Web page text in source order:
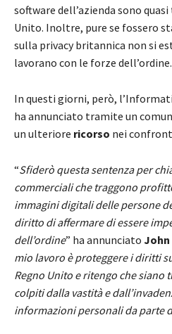
software dell’azienda sono
Unito. Inoltre, pure se fossero
sulla privacy britannica non si
lavorano con le forze dell’ordine.
In questi giorni, però,
ha annunciato tramite un
un ulteriore ricorso nei
“Sfiderò questa sentenza per
commerciali che traggono
immagini digitali delle persone
diritto di affermare di essere
dell’ordine” ha annunciato John
mio lavoro è proteggere i diritti
Regno Unito e ritengo che
colpiti dalla vastità e
informazioni personali da parte